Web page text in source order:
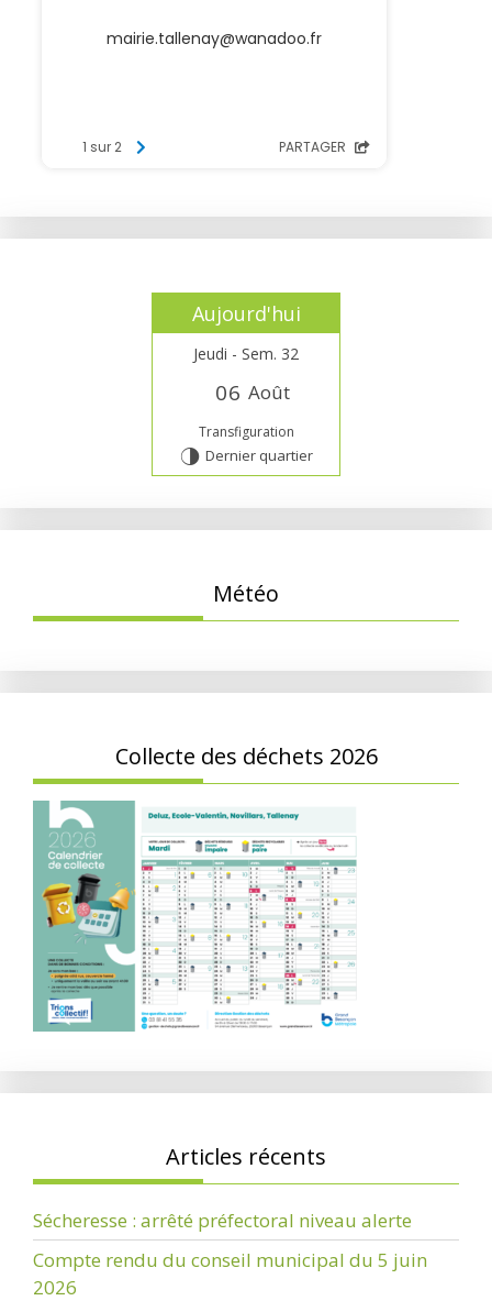
Aujourd'hui
Jeudi - Sem. 32
06 Août
Transfiguration
T Dernier quartier
Météo
Collecte des déchets 2026
Articles récents
Sécheresse : arrêté préfectoral niveau alerte
Compte rendu du conseil municipal du 5 juin
2026